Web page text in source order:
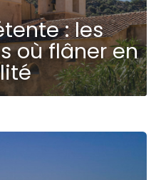
: les
où flâner en